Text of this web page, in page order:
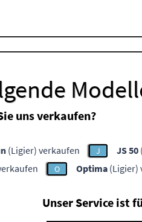
uns verkaufen?
(Ligier) verkaufen J JS 50
O Optima (Ligier)
Unser Service ist